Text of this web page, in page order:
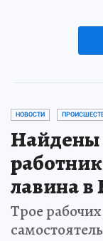
НОВОСТИ
Найдены
лавина в
Трое